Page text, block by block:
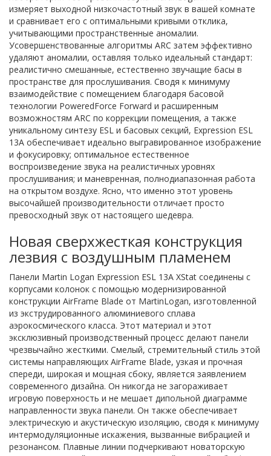
измеряет выходной низкочастотный звук в вашей комнате
и сравнивает его с оптимальными кривыми отклика,
учитывающими пространственные аномалии.
Усовершенствованные алгоритмы ARC затем эффективно
удаляют аномалии, оставляя только идеальный стандарт:
реалистично смешанные, естественно звучащие басы в
пространстве для прослушивания. Сводя к минимуму
взаимодействие с помещением благодаря басовой
технологии PoweredForce Forward и расширенным
возможностям ARC по коррекции помещения, а также
уникальному синтезу ESL и басовых секций, Expression ESL
13A обеспечивает идеально выгравированное изображение
и фокусировку; оптимальное естественное
воспроизведение звука на реалистичных уровнях
прослушивания; и маневренная, полнодиапазонная работа
на открытом воздухе. Ясно, что именно этот уровень
высочайшей производительности отличает просто
превосходный звук от настоящего шедевра.
Новая сверхжесткая конструкция
лезвия с воздушным пламенем
Панели Martin Logan Expression ESL 13A XStat соединены с
корпусами колонок с помощью модернизированной
конструкции AirFrame Blade от MartinLogan, изготовленной
из экструдированного алюминиевого сплава
аэрокосмического класса. Этот материал и этот
эксклюзивный производственный процесс делают панели
чрезвычайно жесткими. Смелый, стремительный стиль этой
системы направляющих AirFrame Blade, узкая и прочная
спереди, широкая и мощная сбоку, является заявлением
современного дизайна. Он никогда не загораживает
игровую поверхность и не мешает дипольной диаграмме
направленности звука панели. Он также обеспечивает
электрическую и акустическую изоляцию, сводя к минимуму
интермодуляционные искажения, вызванные вибрацией и
резонансом. Плавные линии подчеркивают новаторскую